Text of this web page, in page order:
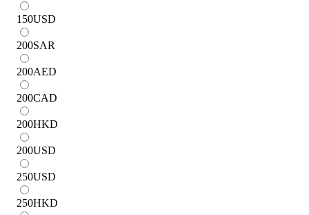
150USD
200SAR
200AED
200CAD
200HKD
200USD
250USD
250HKD